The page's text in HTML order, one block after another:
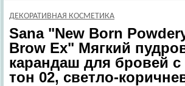
ДЕКОРАТИВНАЯ КОСМЕТИКА
Sana"New Born
Brow Ex" Мягкий
карандаш для бровей с
тон 02, светло-